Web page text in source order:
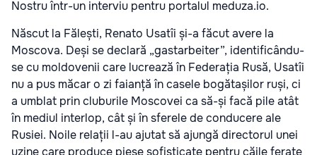
Nostru într-un interviu pentru portalul meduza.io.
Născut la Fălești, Renato Usatîi și-a făcut avere la
Moscova. Deși se declară „gastarbeiter”, identificându-
se cu moldovenii care lucrează în Federația Rusă, Usatîi
nu a pus măcar o zi faianță în casele bogătașilor ruși, ci
a umblat prin cluburile Moscovei ca să-și facă pile atât
în mediul interlop, cât și în sferele de conducere ale
Rusiei. Noile relații l-au ajutat să ajungă directorul unei